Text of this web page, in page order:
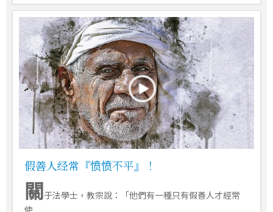
假善人经常『愤愤不平』！
關于法學士，教宗說：「他們有一種只有假善人才經常